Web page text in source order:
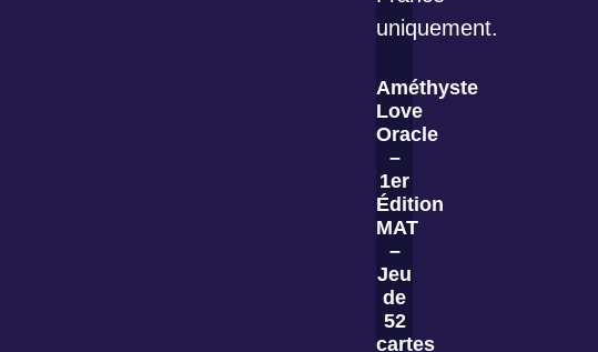
Améthyste
Love
Oracle
–
1er
Édition
MAT
–
Jeu
de
52
cartes